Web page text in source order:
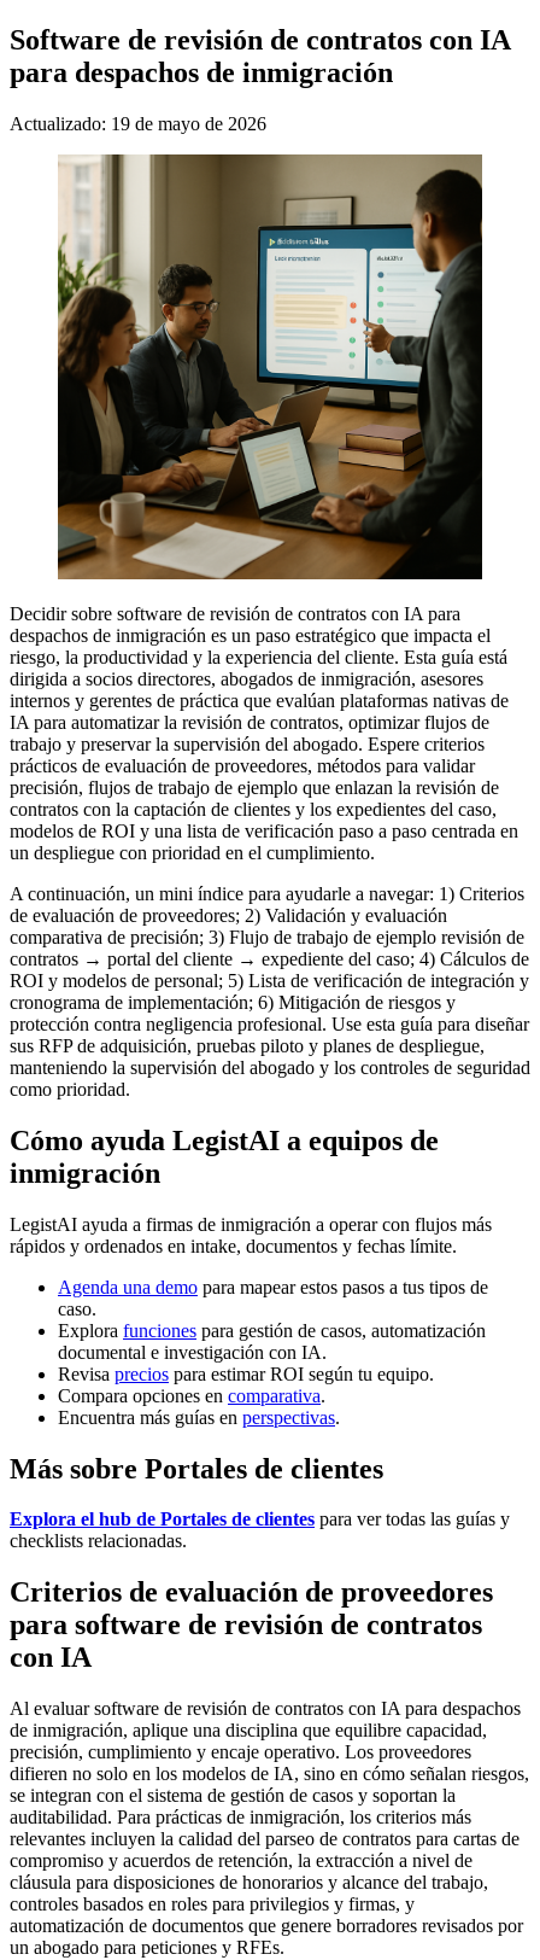
Software de revisión de contratos con IA
para despachos de inmigración
Actualizado: 19 de mayo de 2026
Decidir sobre software de revisión de contratos con IA para
despachos de inmigración es un paso estratégico que impacta el
riesgo, la productividad y la experiencia del cliente. Esta guía está
dirigida a socios directores, abogados de inmigración, asesores
internos y gerentes de práctica que evalúan plataformas nativas de
IA para automatizar la revisión de contratos, optimizar flujos de
trabajo y preservar la supervisión del abogado. Espere criterios
prácticos de evaluación de proveedores, métodos para validar
precisión, flujos de trabajo de ejemplo que enlazan la revisión de
contratos con la captación de clientes y los expedientes del caso,
modelos de ROI y una lista de verificación paso a paso centrada en
un despliegue con prioridad en el cumplimiento.
A continuación, un mini índice para ayudarle a navegar: 1) Criterios
de evaluación de proveedores; 2) Validación y evaluación
comparativa de precisión; 3) Flujo de trabajo de ejemplo revisión de
contratos → portal del cliente → expediente del caso; 4) Cálculos de
ROI y modelos de personal; 5) Lista de verificación de integración y
cronograma de implementación; 6) Mitigación de riesgos y
protección contra negligencia profesional. Use esta guía para diseñar
sus RFP de adquisición, pruebas piloto y planes de despliegue,
manteniendo la supervisión del abogado y los controles de seguridad
como prioridad.
Cómo ayuda LegistAI a equipos de
inmigración
LegistAI ayuda a firmas de inmigración a operar con flujos más
rápidos y ordenados en intake, documentos y fechas límite.
Agenda una demo para mapear estos pasos a tus tipos de
caso.
Explora funciones para gestión de casos, automatización
documental e investigación con IA.
Revisa precios para estimar ROI según tu equipo.
Compara opciones en comparativa.
Encuentra más guías en perspectivas.
Más sobre Portales de clientes
Explora el hub de Portales de clientes para ver todas las guías y
checklists relacionadas.
Criterios de evaluación de proveedores
para software de revisión de contratos
con IA
Al evaluar software de revisión de contratos con IA para despachos
de inmigración, aplique una disciplina que equilibre capacidad,
precisión, cumplimiento y encaje operativo. Los proveedores
difieren no solo en los modelos de IA, sino en cómo señalan riesgos,
se integran con el sistema de gestión de casos y soportan la
auditabilidad. Para prácticas de inmigración, los criterios más
relevantes incluyen la calidad del parseo de contratos para cartas de
compromiso y acuerdos de retención, la extracción a nivel de
cláusula para disposiciones de honorarios y alcance del trabajo,
controles basados en roles para privilegios y firmas, y
automatización de documentos que genere borradores revisados por
un abogado para peticiones y RFEs.